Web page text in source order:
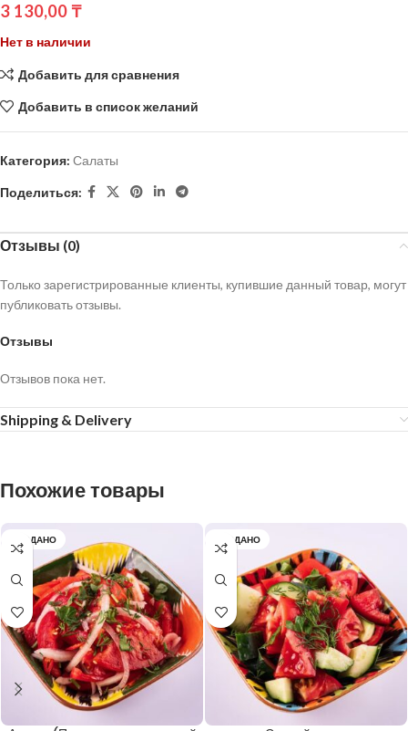
3 130,00 ₸
Нет в наличии
Добавить для сравнения
Добавить в список желаний
Категория: Салаты
Поделиться:
Отзывы (0)
Отзывы
Отзывов пока нет.
Только зарегистрированные клиенты, купившие данный товар, могут
публиковать отзывы.
Shipping & Delivery
Похожие товары
ПРОДАНО ПРОДАНО